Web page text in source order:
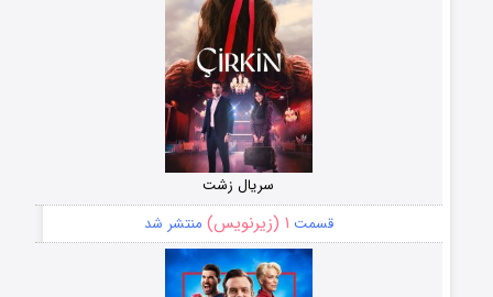
سریال زشت
قسمت ۱ (زیرنویس) منتشر شد